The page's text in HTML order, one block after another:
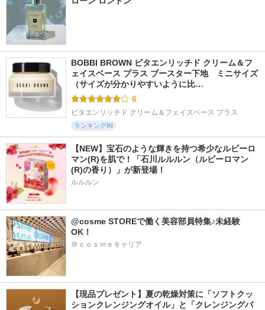
BOBBI BROWN ビタエンリッチド クリーム＆フ
ェイスベース プラス ブースター下地　ミニサイズ
（サイズが分かりやすいように比…
6
ビタエンリッチド クリーム＆フェイスベース プラス
ランキングIN
【NEW】宝石のような輝きを持つ希少なルビーロ
マン(R)を肌で！「石川ルルルン（ルビーロマン
(R)の香り）」が新登場！
ルルルン
@cosme STOREで働く美容部員特集♪未経験
OK！
＠ｃｏｓｍｅキャリア
【現品プレゼント】夏の乾燥対策に「ソフトクッ
ションクレンジングオイル」と「クレンジングバ